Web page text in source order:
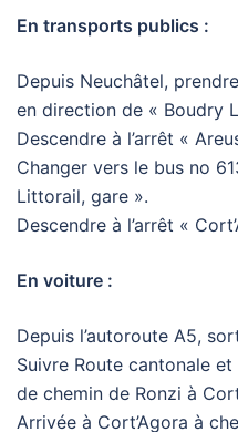
En transports publics :
Depuis Neuchâtel,
en direction de « Boudry
Descendre à l’arrêt «
Changer vers le bus no
Littorail, gare ».
Descendre à l’arrêt «
En voiture :
Depuis l’autoroute A5,
Suivre Route cantonale
de chemin de Ronzi à
Arrivée à Cort’Agora à